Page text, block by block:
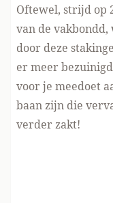
Oftewel, strijd op
van de
door deze
er meer
voor je meedoet
baan zijn die
verder zakt!